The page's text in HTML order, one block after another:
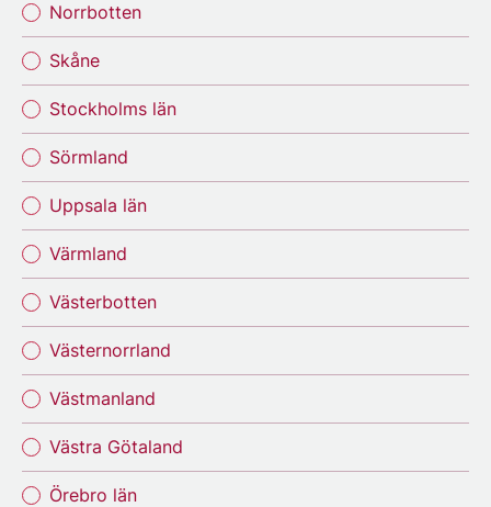
Norrbotten
Skåne
Stockholms län
Sörmland
Uppsala län
Värmland
Västerbotten
Västernorrland
Västmanland
Västra Götaland
Örebro län